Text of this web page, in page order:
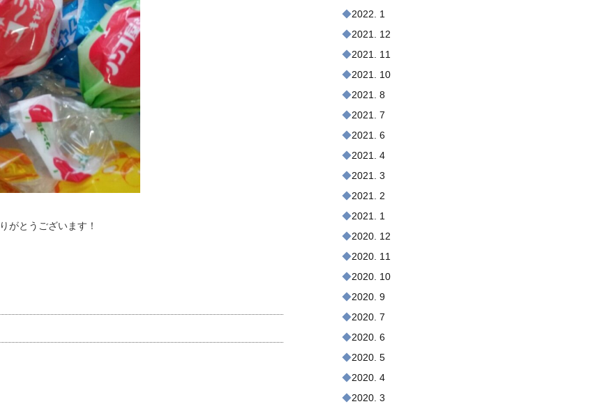
がとうございます！
2022. 1
2021. 12
2021. 11
2021. 10
2021. 8
2021. 7
2021. 6
2021. 4
2021. 3
2021. 2
2021. 1
2020. 12
2020. 11
2020. 10
2020. 9
2020. 7
2020. 6
2020. 5
2020. 4
2020. 3